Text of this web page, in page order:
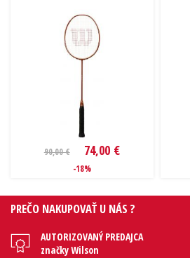
90,00 € 74,00 €
-18%
PREČO NAKUPOVAŤ U NÁS ?
AUTORIZOVANÝ PREDAJCA
značky Wilson